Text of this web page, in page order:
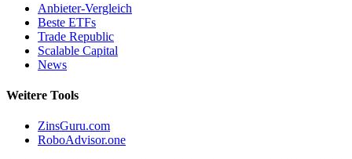
Anbieter-Vergleich
Beste ETFs
Trade Republic
Scalable Capital
News
Weitere Tools
ZinsGuru.com
RoboAdvisor.one